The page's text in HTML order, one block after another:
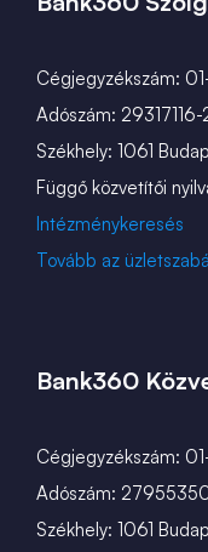
Cégjegyzékszám:
Adószám:
Székhely: 1061
Függő közvetítői
Intézménykeresés
Tovább az
Bank360
Cégjegyzékszám:
Adószám:
Székhely: 1061